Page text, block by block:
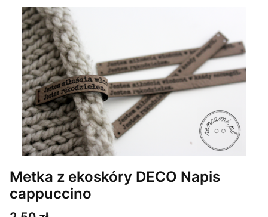
Metka z ekoskóry DECO Napis
cappuccino